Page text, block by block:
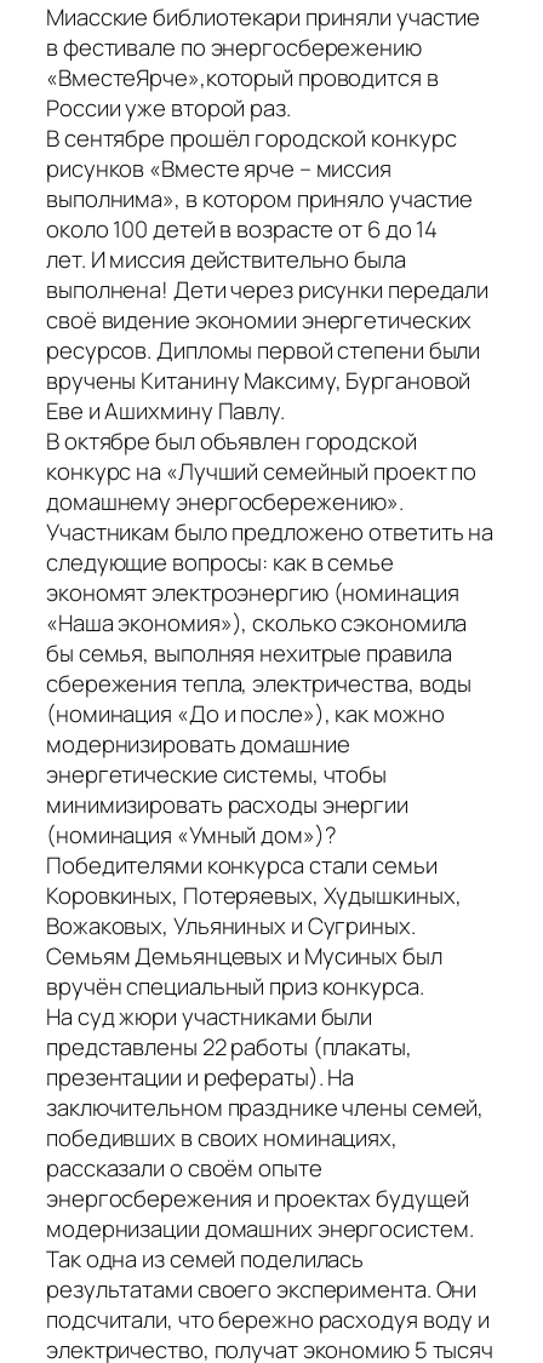
Миасские библиотекари приняли участие
в фестивале по энергосбережению
«ВместеЯрче»,который проводится в
России уже второй раз.
В сентябре прошёл городской конкурс
рисунков «Вместе ярче – миссия
выполнима», в котором приняло участие
около 100 детей в возрасте от 6 до 14
лет. И миссия действительно была
выполнена! Дети через рисунки передали
своё видение экономии энергетических
ресурсов. Дипломы первой степени были
вручены Китанину Максиму, Бургановой
Еве и Ашихмину Павлу.
В октябре был объявлен городской
конкурс на «Лучший семейный проект по
домашнему энергосбережению».
Участникам было предложено ответить на
следующие вопросы: как в семье
экономят электроэнергию (номинация
«Наша экономия»), сколько сэкономила
бы семья, выполняя нехитрые правила
сбережения тепла, электричества, воды
(номинация «До и после»), как можно
модернизировать домашние
энергетические системы, чтобы
минимизировать расходы энергии
(номинация «Умный дом»)?
Победителями конкурса стали семьи
Коровкиных, Потеряевых, Худышкиных,
Вожаковых, Ульяниных и Сугриных.
Семьям Демьянцевых и Мусиных был
вручён специальный приз конкурса.
На суд жюри участниками были
представлены 22 работы (плакаты,
презентации и рефераты). На
заключительном празднике члены семей,
победивших в своих номинациях,
рассказали о своём опыте
энергосбережения и проектах будущей
модернизации домашних энергосистем.
Так одна из семей поделилась
результатами своего эксперимента. Они
подсчитали, что бережно расходуя воду и
электричество, получат экономию 5 тысяч